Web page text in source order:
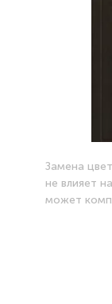
Замена
не влияет
может